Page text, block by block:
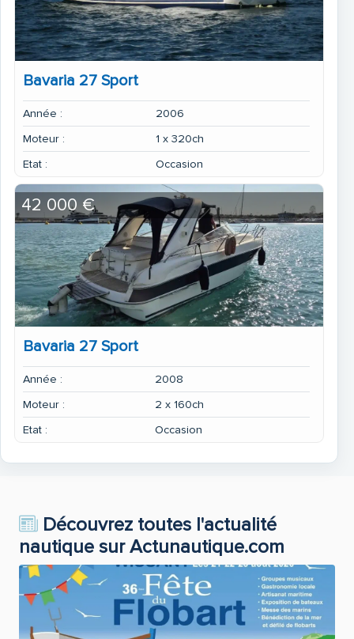
Bavaria 27 Sport
Année :
2006
Moteur :
1 x 320ch
Etat :
Occasion
Bavaria 27 Sport
Année :
2008
Moteur :
2 x 160ch
Etat :
Occasion
42 000 €
Découvrez toutes l'actualité
nautique sur Actunautique.com